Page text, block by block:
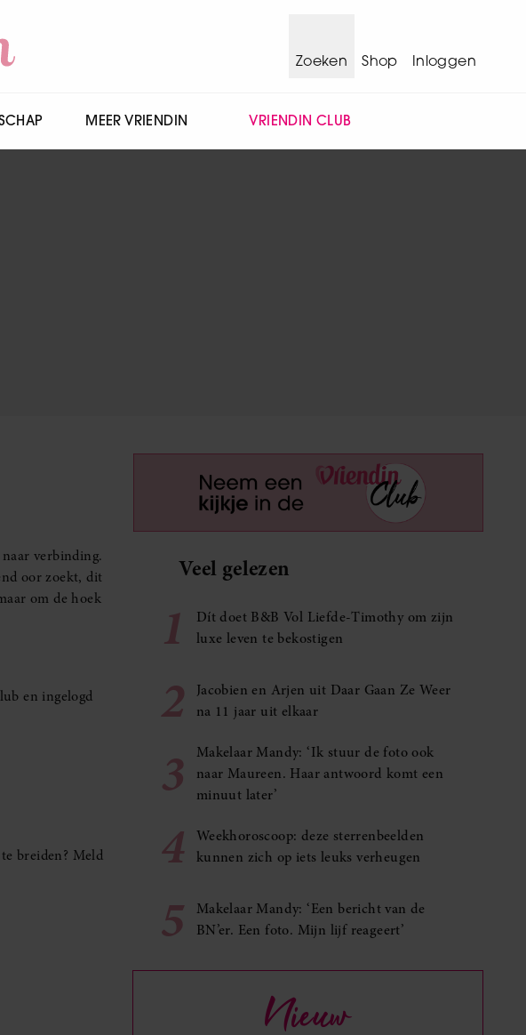
Zoeken
Shop Inloggen
MEER VRIENDIN VRIENDIN CLUB
verbinding.
oor zoekt, dit
om de hoek
en ingelogd
breiden? Meld
Veel gelezen
1
Dít doet B&B Vol Liefde-Timothy om zijn
luxe leven te bekostigen
2
Jacobien en Arjen uit Daar Gaan Ze Weer
na 11 jaar uit elkaar
3
Makelaar Mandy: ‘Ik stuur de foto ook
naar Maureen. Haar antwoord komt een
minuut later’
4
Weekhoroscoop: deze sterrenbeelden
kunnen zich op iets leuks verheugen
5
Makelaar Mandy: ‘Een bericht van de
BN’er. Een foto. Mijn lijf reageert’
Nieuw